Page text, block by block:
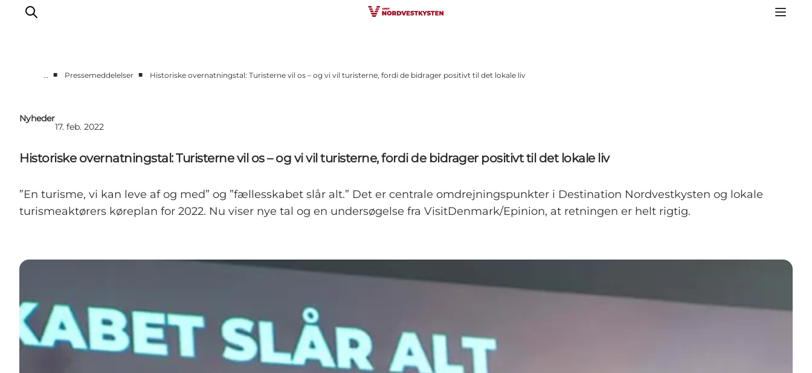
Nyheder
Presse
… ■ Pressemeddelelser ■ Historiske overnatningstal: Turisterne vil os – og vi vil turisterne, fordi de bidrager positivt til det lokale liv
Nyheder
17. feb. 2022
Historiske overnatningstal: Turisterne vil os – og vi vil turisterne, fordi de bidrager positivt til det lokale liv
”En turisme, vi kan leve af og med” og ”fællesskabet slår alt.” Det er centrale omdrejningspunkter i Destination Nordvestkysten og lokale
turismeaktørers køreplan for 2022. Nu viser nye tal og en undersøgelse fra VisitDenmark/Epinion, at retningen er helt rigtig.